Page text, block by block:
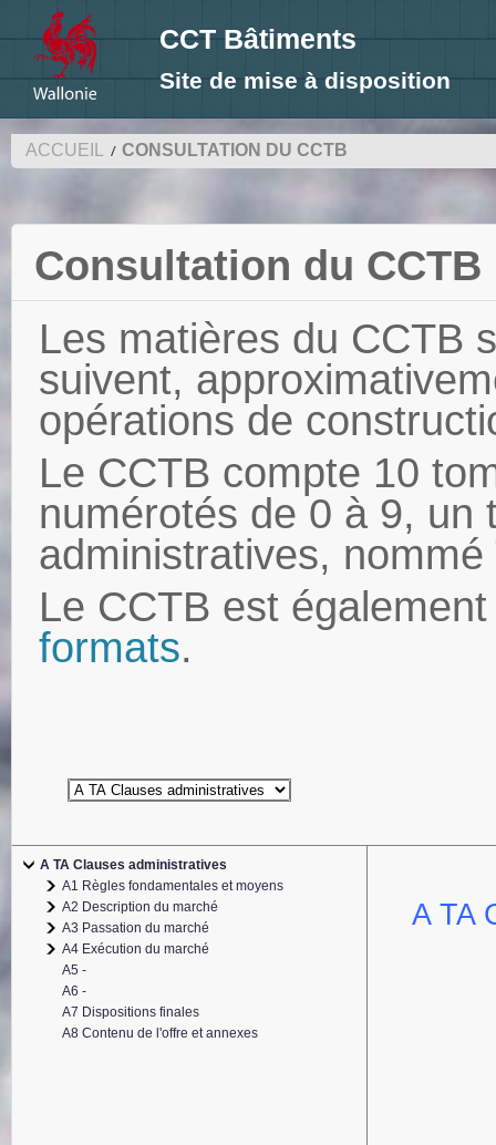
CCT Bâtiments
Site de mise à disposition
ACCUEIL CONSULTATION DU CCTB
Consultation du CCTB
Les matières du CCTB
suivent,
opérations de
Le CCTB compte 10
numérotés de 0 à 9, un
administratives,
Le CCTB est
formats.